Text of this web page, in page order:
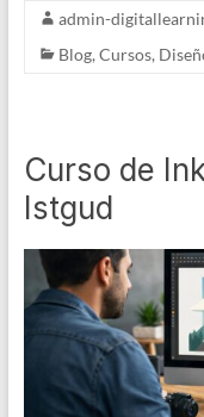
admin-
Blog, Cursos,
Curso de
Istgud